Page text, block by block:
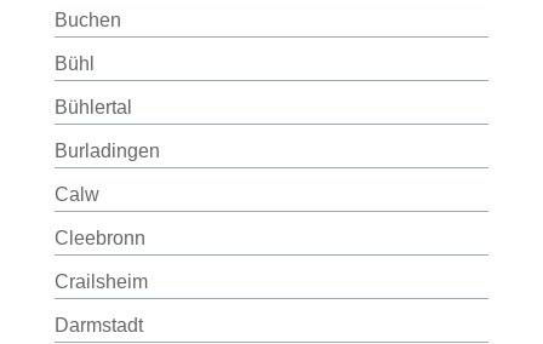
Buchen
Bühl
Bühlertal
Burladingen
Calw
Cleebronn
Crailsheim
Darmstadt